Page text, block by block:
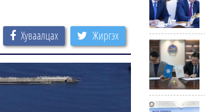
Хуваалцах Жиргэх